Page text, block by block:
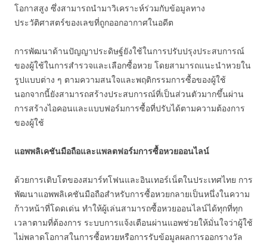
โอกาสสูง ซึ่งสามารถนำมาวิเคราะห์ร่วมกับข้อมูลทาง
ประวัติศาสตร์ของเลขที่ถูกออกอากาศในอดีต
การพัฒนาด้านปัญญาประดิษฐ์ยังใช้ในการปรับปรุงประสบการณ์
ของผู้ใช้ในการสำรวจและเลือกซื้อหวย โดยสามารถแนะนำหวยใน
รูปแบบต่าง ๆ ตามความสนใจและพฤติกรรมการซื้อของผู้ใช้
นอกจากนี้ยังสามารถสร้างประสบการณ์ที่เป็นส่วนตัวมากขึ้นผ่าน
การสร้างไอคอนและแบบฟอร์มการซื้อที่ปรับได้ตามความต้องการ
ของผู้ใช้
แอพพลิเคชันมือถือและแพลตฟอร์มการซื้อหวยออนไลน์
ด้วยการเติบโตของสมาร์ทโฟนและอินเทอร์เน็ตในประเทศไทย การ
พัฒนาแอพพลิเคชันมือถือสำหรับการซื้อหวยกลายเป็นหนึ่งในความ
ก้าวหน้าที่โดดเด่น ทำให้ผู้เล่นสามารถซื้อหวยออนไลน์ได้ทุกที่ทุก
เวลาตามที่ต้องการ ระบบการแจ้งเตือนผ่านแอพช่วยให้มั่นใจว่าผู้ใช้
ไม่พลาดโอกาสในการซื้อหวยหรือการรับข้อมูลผลการออกรางวัล